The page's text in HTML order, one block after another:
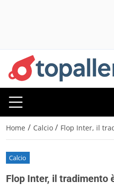
Home / Calcio / Flop Inter, il
Calcio
Flop Inter, il tradimento